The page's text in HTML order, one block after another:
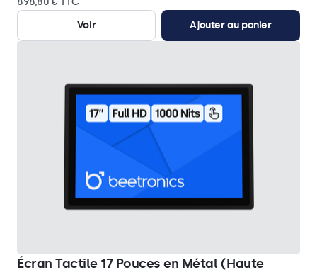
Voir
Ajouter au panier
Écran Tactile 17 Pouces en Métal (Haute